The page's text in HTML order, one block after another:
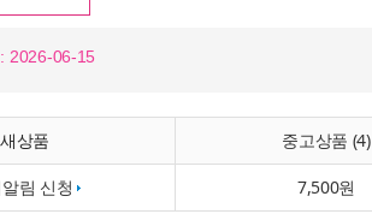
2026-06-15
새상품 중고상품 (4)
림 신청 7,500원